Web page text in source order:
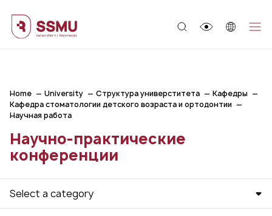
Home University Структура универститета
Кафедры
Кафедра стоматологии детского возраста и ортодонтии
Научная работа
Научно-практические
конференции
Select a category